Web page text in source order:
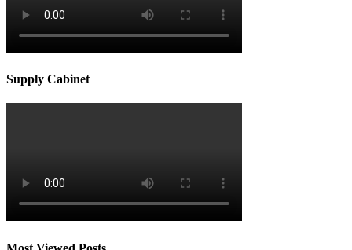
Supply Cabinet